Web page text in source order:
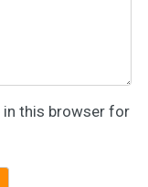
in this browser for